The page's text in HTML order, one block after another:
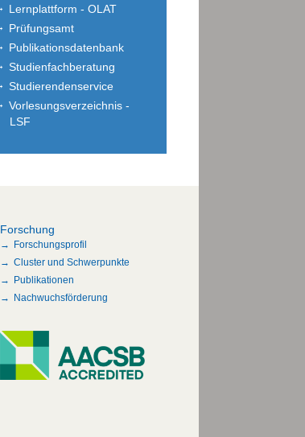
Lernplattform - OLAT
Prüfungsamt
Publikationsdatenbank
Studienfachberatung
Studierendenservice
Vorlesungsverzeichnis -
LSF
Forschung
Forschungsprofil
Cluster und Schwerpunkte
Publikationen
Nachwuchsförderung